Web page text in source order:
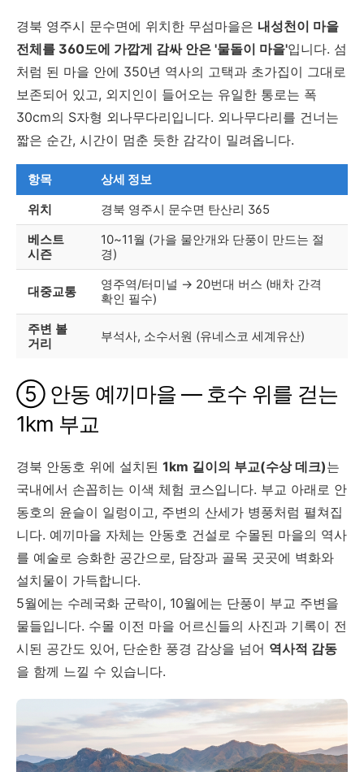
경북 영주시 문수면에 위치한 무섬마을은 내성천이 마을
전체를 360도에 가깝게 감싸 안은 '물돌이 마을'입니다. 섬
처럼 된 마을 안에 350년 역사의 고택과 초가집이 그대로
보존되어 있고, 외지인이 들어오는 유일한 통로는 폭
30cm의 S자형 외나무다리입니다. 외나무다리를 건너는
짧은 순간, 시간이 멈춘 듯한 감각이 밀려옵니다.
항목 상세 정보
위치
경북 영주시 문수면 탄산리 365
베스트
시즌
10~11월 (가을 물안개와 단풍이 만드는 절
경)
대중교통
영주역/터미널 → 20번대 버스 (배차 간격
확인 필수)
주변 볼
거리
부석사, 소수서원 (유네스코 세계유산)
⑤ 안동 예끼마을 — 호수 위를 걷는
1km 부교
경북 안동호 위에 설치된 1km 길이의 부교(수상 데크)는
국내에서 손꼽히는 이색 체험 코스입니다. 부교 아래로 안
동호의 윤슬이 일렁이고, 주변의 산세가 병풍처럼 펼쳐집
니다. 예끼마을 자체는 안동호 건설로 수몰된 마을의 역사
를 예술로 승화한 공간으로, 담장과 골목 곳곳에 벽화와
설치물이 가득합니다.
5월에는 수레국화 군락이, 10월에는 단풍이 부교 주변을
물들입니다. 수몰 이전 마을 어르신들의 사진과 기록이 전
시된 공간도 있어, 단순한 풍경 감상을 넘어 역사적 감동
을 함께 느낄 수 있습니다.